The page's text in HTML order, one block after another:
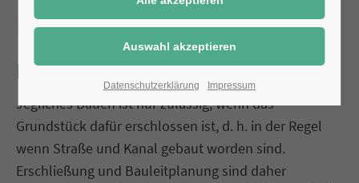
Erschließungsbeiträge
Details
Jegliches Bauen ist nur zulässig, wenn das
Grundstück dafür erschlossen ist, d. h. in der Regel
wenn Straße und Kanal gebaut worden sind.
Erschließung und Bauleitplanung sind daher
Datenschutzerklärung Impressum